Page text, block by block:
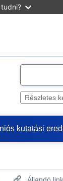
e
Részletes
kutatási